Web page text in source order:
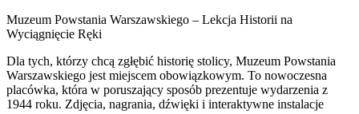
Muzeum Powstania Warszawskiego – Lekcja Historii na
Wyciągnięcie Ręki
Dla tych, którzy chcą zgłębić historię stolicy, Muzeum Powstania
Warszawskiego jest miejscem obowiązkowym. To nowoczesna
placówka, która w poruszający sposób prezentuje wydarzenia z
1944 roku. Zdjęcia, nagrania, dźwięki i interaktywne instalacje